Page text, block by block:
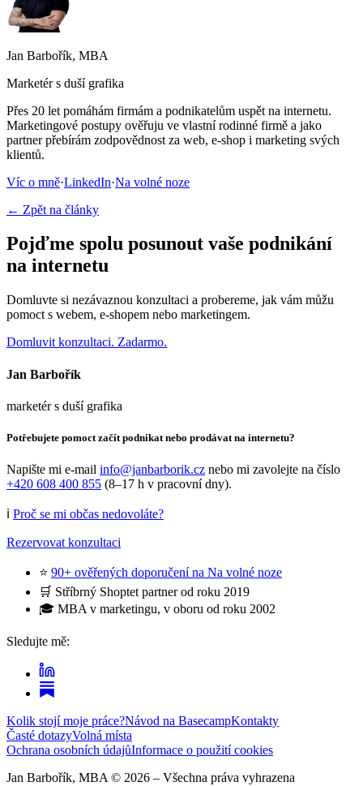
Jan Barbořík, MBA
Marketér s duší grafika
Přes 20 let pomáhám firmám a podnikatelům uspět na internetu.
Marketingové postupy ověřuju ve vlastní rodinné firmě a jako
partner přebírám zodpovědnost za web, e-shop i marketing svých
klientů.
Víc o mně·LinkedIn·Na volné noze
← Zpět na články
Pojďme spolu posunout vaše podnikání
na internetu
Domluvte si nezávaznou konzultaci a probereme, jak vám můžu
pomoct s webem, e-shopem nebo marketingem.
Domluvit konzultaci. Zadarmo.
Jan Barbořík
marketér s duší grafika
Potřebujete pomoct začít podnikat nebo prodávat na internetu?
Napište mi e-mail info@janbarborik.cz nebo mi zavolejte na číslo
+420 608 400 855 (8–17 h v pracovní dny).
ℹ️ Proč se mi občas nedovoláte?
Rezervovat konzultaci
⭐ 90+ ověřených doporučení na Na volné noze
🛒 Stříbrný Shoptet partner od roku 2019
🎓 MBA v marketingu, v oboru od roku 2002
Sledujte mě:
Kolik stojí moje práce?Návod na BasecampKontakty
Časté dotazyVolná místa
Ochrana osobních údajůInformace o použití cookies
Jan Barbořík, MBA © 2026 – Všechna práva vyhrazena